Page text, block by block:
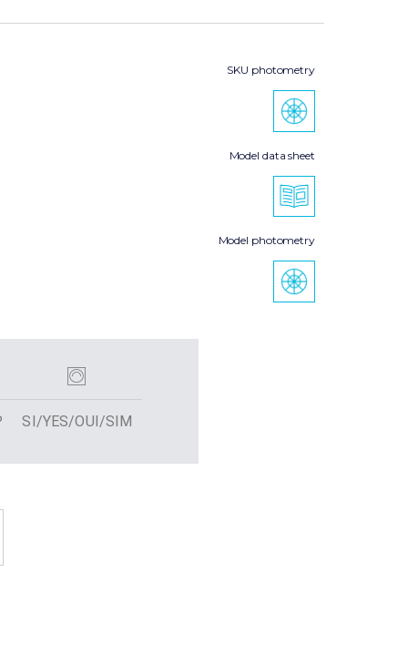
SKU photometry
Model data sheet
Model photometry
SI/YES/OUI/SIM